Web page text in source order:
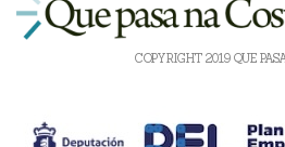
COPYRIGHT 2019 QUE